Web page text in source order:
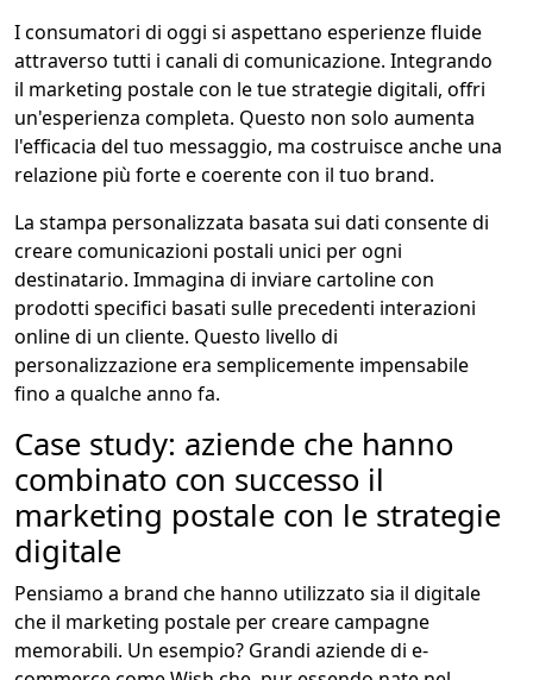
I consumatori di oggi si aspettano esperienze fluide
attraverso tutti i canali di comunicazione. Integrando
il marketing postale con le tue strategie digitali, offri
un'esperienza completa. Questo non solo aumenta
l'efficacia del tuo messaggio, ma costruisce anche una
relazione più forte e coerente con il tuo brand.
La stampa personalizzata basata sui dati consente di
creare comunicazioni postali unici per ogni
destinatario. Immagina di inviare cartoline con
prodotti specifici basati sulle precedenti interazioni
online di un cliente. Questo livello di
personalizzazione era semplicemente impensabile
fino a qualche anno fa.
Case study: aziende che hanno
combinato con successo il
marketing postale con le strategie
digitale
Pensiamo a brand che hanno utilizzato sia il digitale
che il marketing postale per creare campagne
memorabili. Un esempio? Grandi aziende di e-